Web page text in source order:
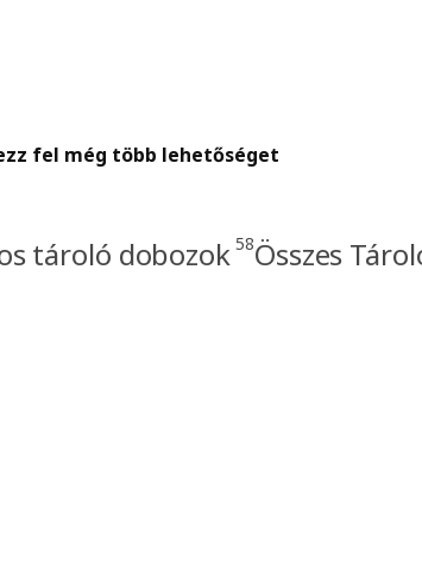
fel még több lehetőséget
tároló dobozok 58Összes